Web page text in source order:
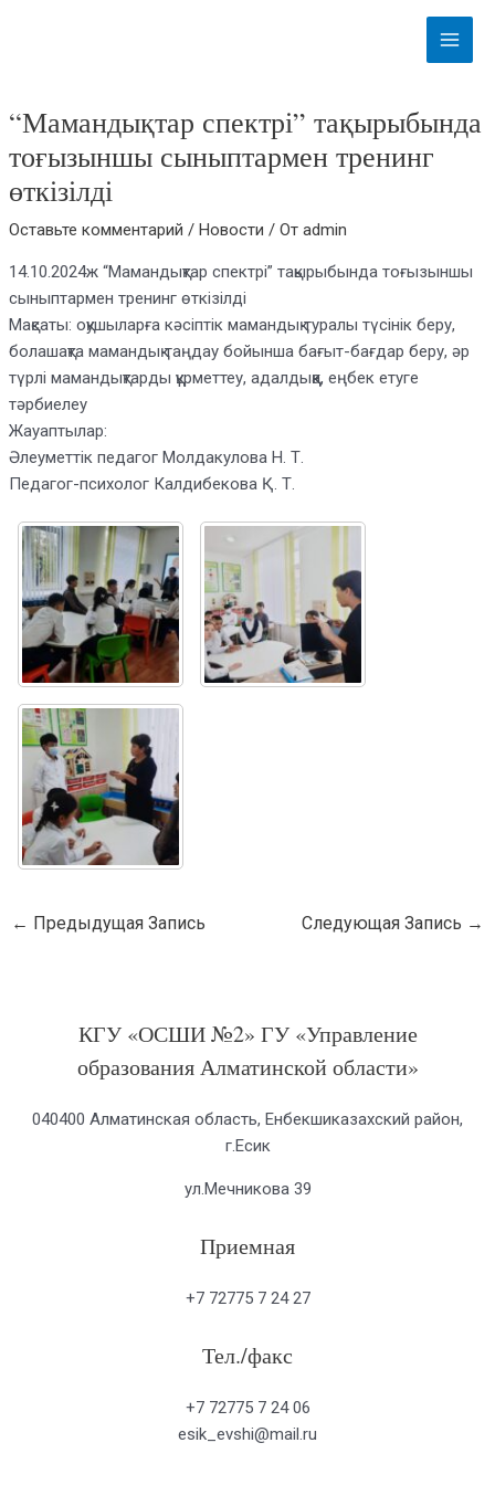
Main
Menu
“Мамандықтар спектрі” тақырыбында
тоғызыншы сыныптармен тренинг
өткізілді
Оставьте комментарий /Новости / Отadmin
14.10.2024ж “Мамандықтар спектрі” тақырыбында тоғызыншы
сыныптармен тренинг өткізілді
Мақсаты: оқушыларға кәсіптік мамандық туралы түсінік беру,
болашақта мамандық таңдау бойынша бағыт-бағдар беру, әр
түрлі мамандықтарды құрметтеу, адалдыққа, еңбек етуге
тәрбиелеу
Жауаптылар:
Әлеуметтік педагог Молдакулова Н. Т.
Педагог-психолог Калдибекова Қ. Т.
← Предыдущая Запись Следующая Запись →
КГУ «ОСШИ №2» ГУ «Управление
образования Алматинской области»
040400 Алматинская область, Енбекшиказахский район,
г.Есик
ул.Мечникова 39
Приемная
+7 72775 7 24 27
Тел./факс
+7 72775 7 24 06
esik_evshi@mail.ru